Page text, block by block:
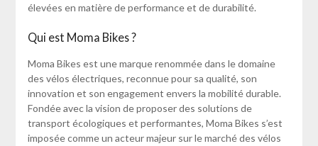
élevées en matière de performance et de durabilité.
Qui est Moma Bikes ?
Moma Bikes est une marque renommée dans le domaine
des vélos électriques, reconnue pour sa qualité, son
innovation et son engagement envers la mobilité durable.
Fondée avec la vision de proposer des solutions de
transport écologiques et performantes, Moma Bikes s’est
imposée comme un acteur majeur sur le marché des vélos